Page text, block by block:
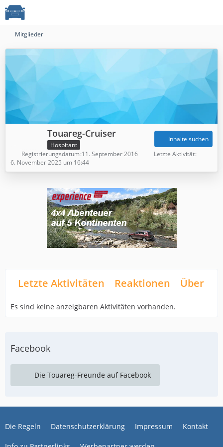
Mitglieder
Touareg-Cruiser
Hospitant
Inhalte suchen
Registrierungsdatum 11. September 2016
Letzte Aktivität
6. November 2025 um 16:44
Letzte Aktivitäten Reaktionen Über
Es sind keine anzeigbaren Aktivitäten vorhanden.
Facebook
Die Touareg-Freunde auf Facebook
Die Regeln Datenschutzerklärung Impressum Kontakt